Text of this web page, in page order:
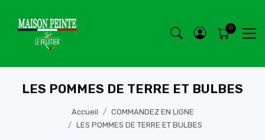
LES POMMES DE TERRE ET BULBES
Accueil
COMMANDEZ EN LIGNE
LES POMMES DE TERRE ET BULBES